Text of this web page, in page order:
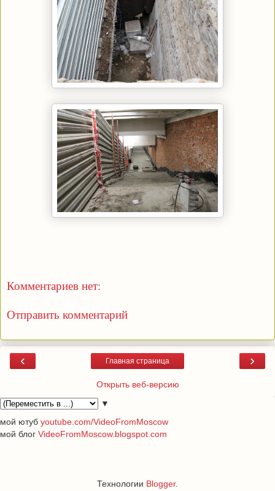
Комментариев нет:
Отправить комментарий
‹ ›
Главная страница
Открыть веб-версию
▼
мой ютуб youtube.com/VideoFromMoscow
мой блог VideoFromMoscow.blogspot.com
Технологии Blogger.